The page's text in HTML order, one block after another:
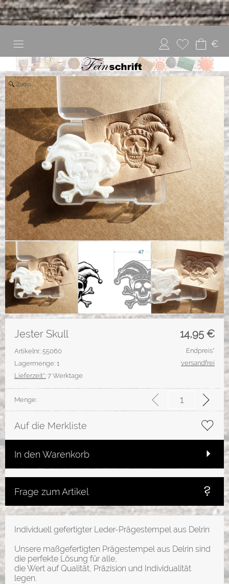
€
Zoom
14,95 €
Jester Skull
Artikelnr.: 55060
Lagermenge: 1
Lieferzeit*: 7 Werktage
Endpreis*
versandfrei
Menge:
Auf die Merkliste
In den Warenkorb
Frage zum Artikel
Individuell gefertigter Leder-Prägestempel aus Delrin
Unsere maßgefertigten Prägestempel aus Delrin sind
die perfekte Lösung für alle,
die Wert auf Qualität, Präzision und Individualität
legen.